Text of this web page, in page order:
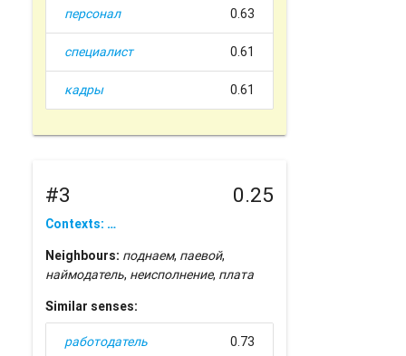
персонал 0.63
специалист 0.61
кадры 0.61
#3 0.25
Contexts: …
Neighbours: поднаем, паевой,
наймодатель, неисполнение, плата
Similar senses:
работодатель 0.73